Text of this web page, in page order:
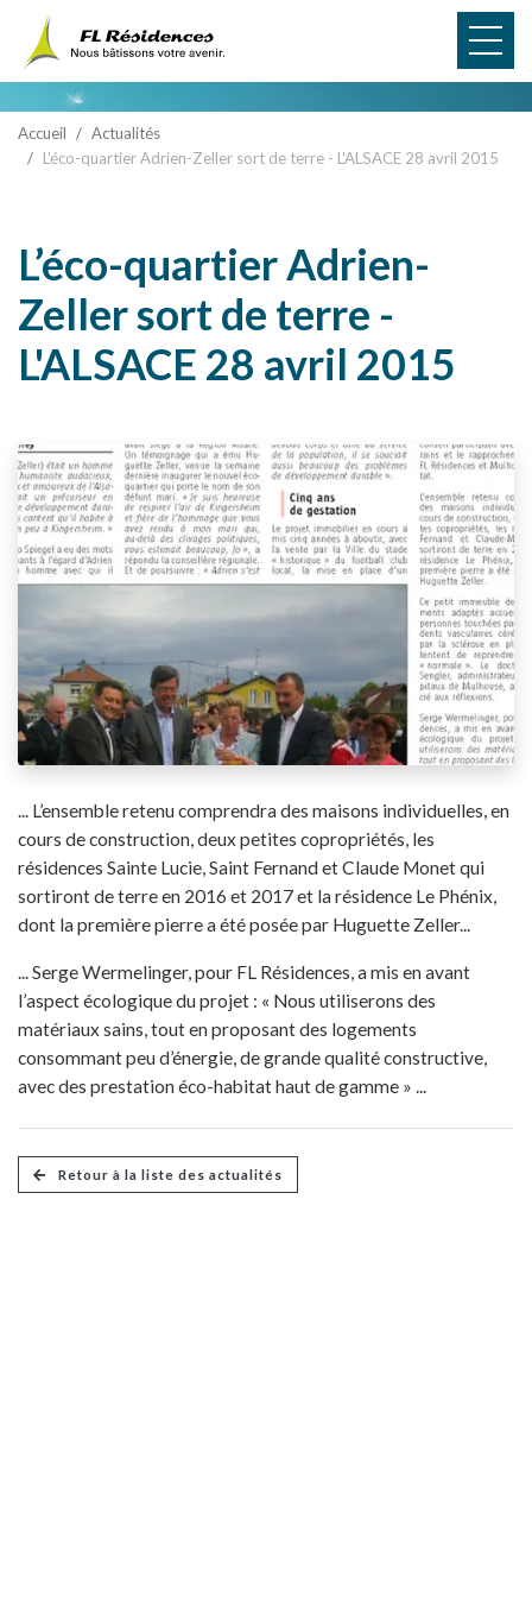
Accueil
Actualités
L’éco-quartier Adrien-Zeller sort de terre - L'ALSACE 28 avril 2015
L’éco-quartier Adrien-
Zeller sort de terre -
L'ALSACE 28 avril 2015
... L’ensemble retenu comprendra des maisons individuelles, en
cours de construction, deux petites copropriétés, les
résidences Sainte Lucie, Saint Fernand et Claude Monet qui
sortiront de terre en 2016 et 2017 et la résidence Le Phénix,
dont la première pierre a été posée par Huguette Zeller...
... Serge Wermelinger, pour FL Résidences, a mis en avant
l’aspect écologique du projet : « Nous utiliserons des
matériaux sains, tout en proposant des logements
consommant peu d’énergie, de grande qualité constructive,
avec des prestation éco-habitat haut de gamme » ...
Retour à la liste des actualités
Panneau de gestion des cookies